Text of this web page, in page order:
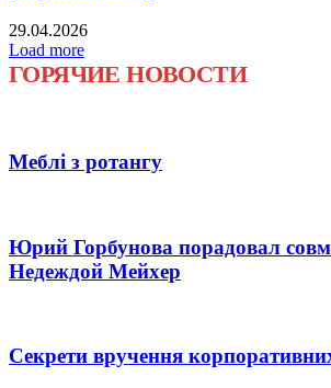
29.04.2026
Load more
ГОРЯЧИЕ НОВОСТИ
Меблі з ротангу
Юрий Горбунова порадовал
Недеждой Мейхер
Секрети вручення